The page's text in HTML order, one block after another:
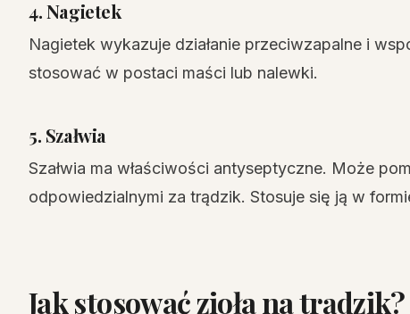
4. Nagietek
Nagietek wykazuje działanie przeciwzapalne i
stosować w postaci maści lub nalewki.
5. Szałwia
Szałwia ma właściwości antyseptyczne. Może
odpowiedzialnymi za trądzik. Stosuje się ją w
Jak stosować zioła na trądzik?